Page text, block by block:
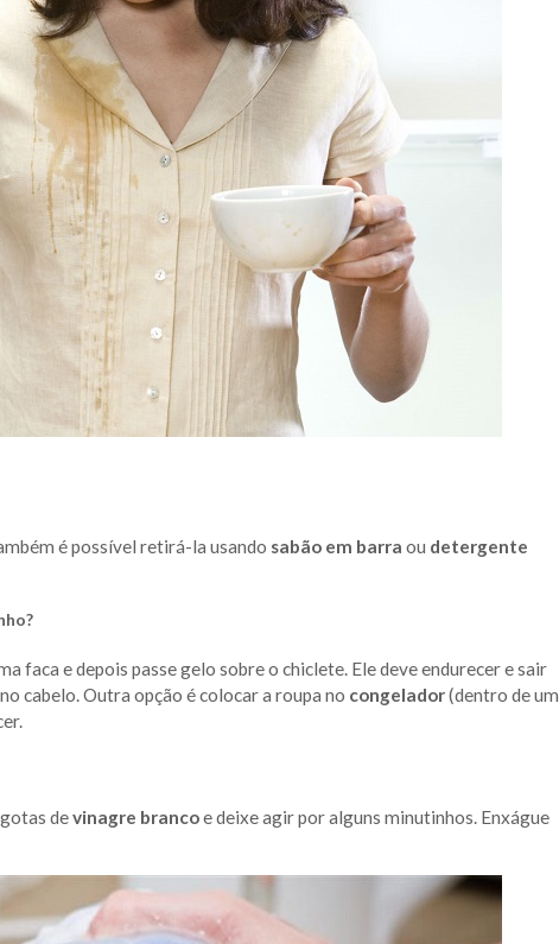
é possível retirá-la usando sabão em barra ou detergente
faca e depois passe gelo sobre o chiclete. Ele deve endurecer e sair
cabelo. Outra opção é colocar a roupa no congelador(dentro de um
devinagre brancoe deixe agir por alguns minutinhos. Enxágue